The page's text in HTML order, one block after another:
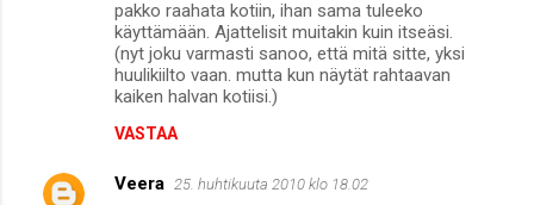
pakko raahata kotiin, ihan sama tuleeko
käyttämään. Ajattelisit muitakin kuin itseäsi.
(nyt joku varmasti sanoo, että mitä sitte, yksi
huulikiilto vaan. mutta kun näytät rahtaavan
kaiken halvan kotiisi.)
VASTAA
Veera 25. huhtikuuta 2010 klo 18.02